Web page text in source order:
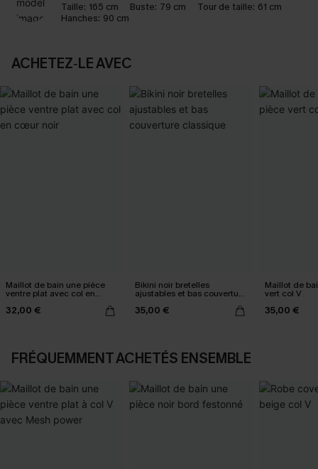
Taille: 165 cm Buste: 79 cm Tour de taille: 61 cm
Hanches: 90 cm
ACHETEZ‑LE AVEC
Maillot de bain une pièce
ventre plat avec col en
cœur noir
32,00 €
Bikini noir bretelles
ajustables et bas couverture
classique
35,00 €
Maillot de
vert col V
35,00 €
FRÉQUEMMENT ACHETÉS ENSEMBLE